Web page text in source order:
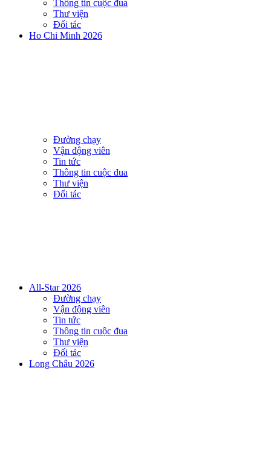
Thông tin cuộc đua
Thư viện
Đối tác
Ho Chi Minh 2026
Đường chạy
Vận động viên
Tin tức
Thông tin cuộc đua
Thư viện
Đối tác
All-Star 2026
Đường chạy
Vận động viên
Tin tức
Thông tin cuộc đua
Thư viện
Đối tác
Long Châu 2026